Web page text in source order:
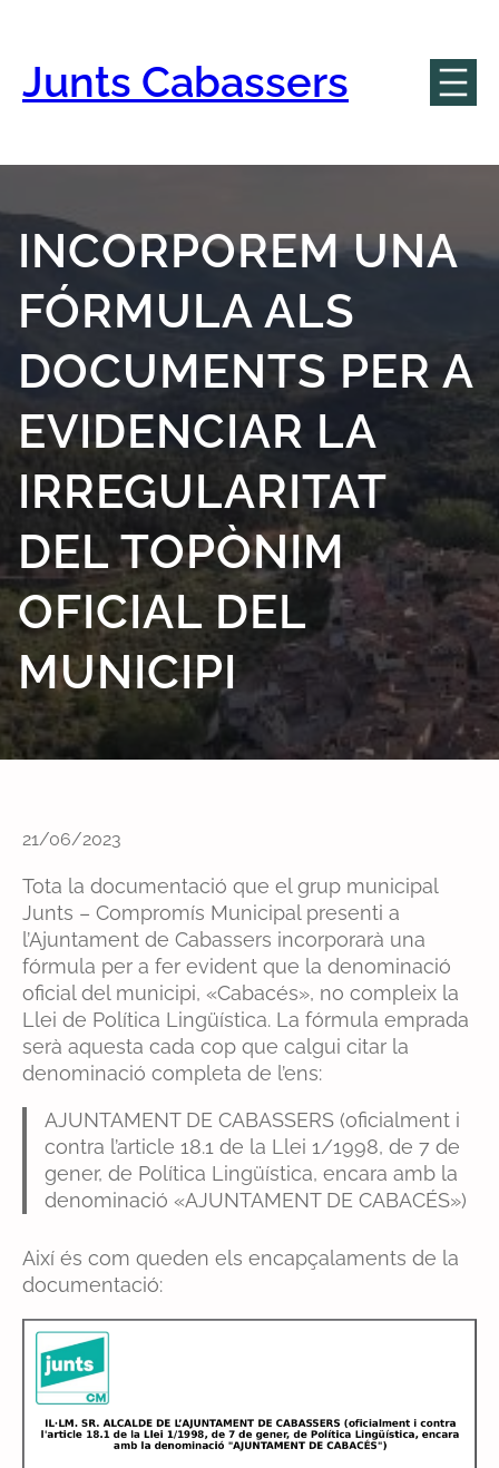
contingut
Junts Cabassers
INCORPOREM UNA
FÓRMULA ALS
DOCUMENTS PER A
EVIDENCIAR LA
IRREGULARITAT
DEL TOPÒNIM
OFICIAL DEL
MUNICIPI
21/06/2023
Tota la documentació que el grup municipal
Junts – Compromís Municipal presenti a
l’Ajuntament de Cabassers incorporarà una
fórmula per a fer evident que la denominació
oficial del municipi, «Cabacés», no compleix la
Llei de Política Lingüística. La fórmula emprada
serà aquesta cada cop que calgui citar la
denominació completa de l’ens:
AJUNTAMENT DE CABASSERS (oficialment i
contra l’article 18.1 de la Llei 1/1998, de 7 de
gener, de Política Lingüística, encara amb la
denominació «AJUNTAMENT DE CABACÉS»)
Així és com queden els encapçalaments de la
documentació: